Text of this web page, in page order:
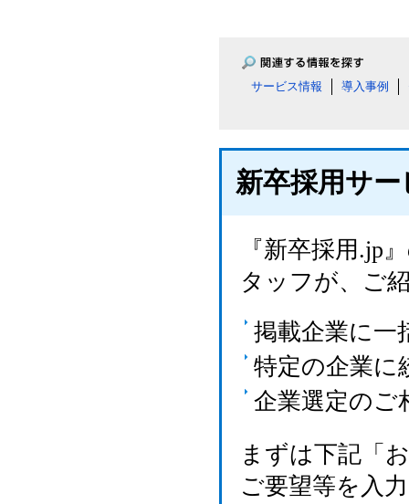
サービス情報 導入事例
新卒採用サ
『新卒採用.jp
タッフが、ご
掲載企業に一
特定の企業に
企業選定のご
まずは下記「
ご要望等を入